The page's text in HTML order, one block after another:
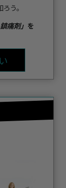
う。
痛剤」 を